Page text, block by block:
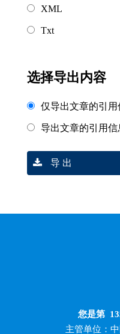
XML
Txt
选择导出内容
仅导出文章的引用
导出文章的引用信
导 出
您是第
主管单位：